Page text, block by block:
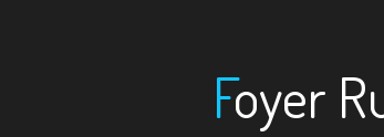
Foyer